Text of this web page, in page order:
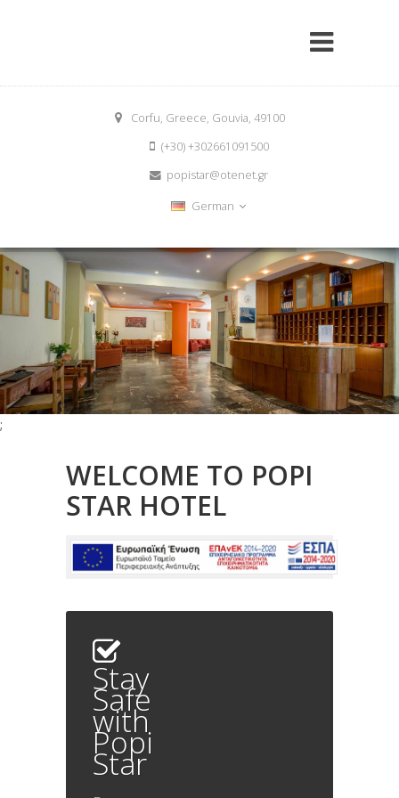
Corfu, Greece, Gouvia, 49100
(+30) +302661091500
popistar@otenet.gr
German
;
WELCOME TO POPI
STAR HOTEL
Stay
Safe
with
Popi
Star